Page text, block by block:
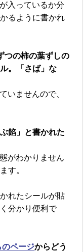
入っているか分
るように書かれ
つの柿の葉ずしの
。「さば」な
いませんので、
餡」と書かれた
がわかりません
す。
れたシールが貼
分かり便利で
のページからどう